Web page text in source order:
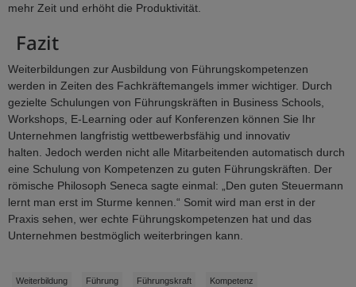
mehr Zeit und erhöht die Produktivität.
Fazit
Weiterbildungen zur Ausbildung von Führungskompetenzen
werden in Zeiten des Fachkräftemangels immer wichtiger. Durch
gezielte Schulungen von Führungskräften in Business Schools,
Workshops, E-Learning oder auf Konferenzen können Sie Ihr
Unternehmen langfristig wettbewerbsfähig und innovativ
halten. Jedoch werden nicht alle Mitarbeitenden automatisch durch
eine Schulung von Kompetenzen zu guten Führungskräften. Der
römische Philosoph Seneca sagte einmal: „Den guten Steuermann
lernt man erst im Sturme kennen.“ Somit wird man erst in der
Praxis sehen, wer echte Führungskompetenzen hat und das
Unternehmen bestmöglich weiterbringen kann.
Weiterbildung Führung Führungskraft Kompetenz